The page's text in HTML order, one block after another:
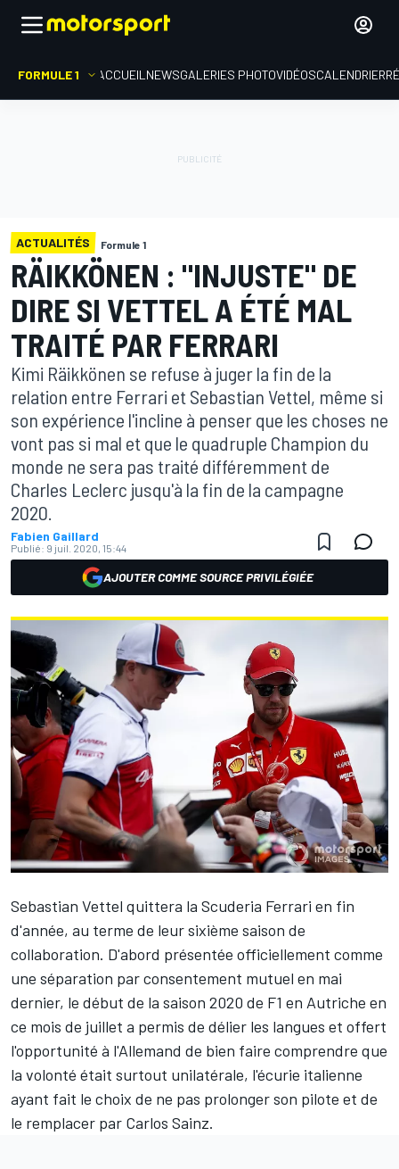
FORMULE 1 ACCUEIL NEWSGALERIES PHOTOVIDÉOSCALENDRIER
ACTUALITÉS Formule 1
RÄIKKÖNEN : "INJUSTE" DE
DIRE SI VETTEL A ÉTÉ MAL
TRAITÉ PAR FERRARI
Kimi Räikkönen se refuse à juger la fin de la
relation entre Ferrari et Sebastian Vettel, même si
son expérience l'incline à penser que les choses ne
vont pas si mal et que le quadruple Champion du
monde ne sera pas traité différemment de
Charles Leclerc jusqu'à la fin de la campagne
2020.
Fabien Gaillard
Publié: 9 juil. 2020, 15:44
AJOUTER COMME SOURCE PRIVILÉGIÉE
Sebastian Vettel quittera la Scuderia Ferrari en fin
d'année, au terme de leur sixième saison de
collaboration. D'abord présentée officiellement comme
une séparation par consentement mutuel en mai
dernier, le début de la saison 2020 de F1 en Autriche en
ce mois de juillet a permis de délier les langues et offert
l'opportunité à l'Allemand de bien faire comprendre que
la volonté était surtout unilatérale, l'écurie italienne
ayant fait le choix de ne pas prolonger son pilote et de
le remplacer par Carlos Sainz.